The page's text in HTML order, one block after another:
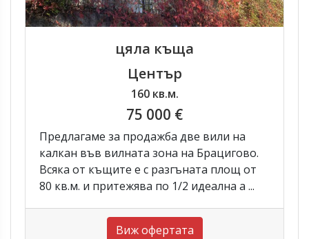
цяла къща
Център
160 кв.м.
75 000 €
Предлагаме за продажба две вили на
калкан във вилната зона на Брацигово.
Всяка от къщите е с разгъната площ от
80 кв.м. и притежява по 1/2 идеална а ...
Виж офертата